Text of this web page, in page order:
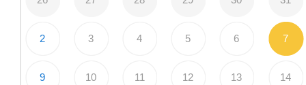
2 3 4 5 6 7
9 10 11 12 13 14